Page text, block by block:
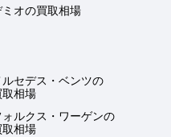
ミオの買取相場
ルセデス・ベンツの
取相場
ォルクス・ワーゲンの
取相場